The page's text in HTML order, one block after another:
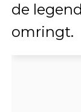
de
omringt.